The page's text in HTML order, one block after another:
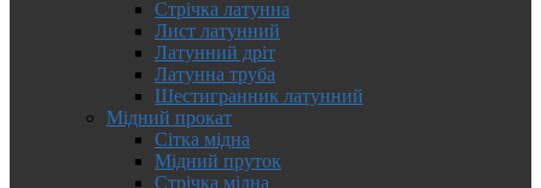
Стрічка латунна
Лист латунний
Латунний дріт
Латунна труба
Шестигранник латунний
Мідний прокат
Сітка мідна
Мідний пруток
Стрічка мідна